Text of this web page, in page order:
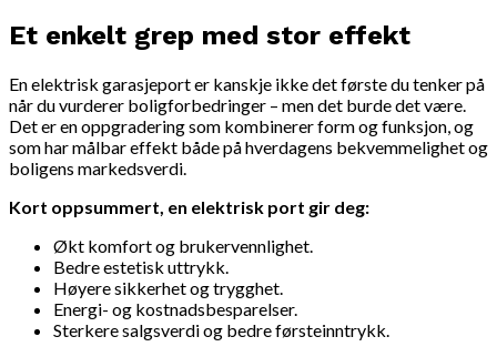
Et enkelt grep med stor effekt
En elektrisk garasjeport er kanskje ikke det første du tenker på
når du vurderer boligforbedringer – men det burde det være.
Det er en oppgradering som kombinerer form og funksjon, og
som har målbar effekt både på hverdagens bekvemmelighet og
boligens markedsverdi.
Kort oppsummert, en elektrisk port gir deg:
Økt komfort og brukervennlighet.
Bedre estetisk uttrykk.
Høyere sikkerhet og trygghet.
Energi- og kostnadsbesparelser.
Sterkere salgsverdi og bedre førsteinntrykk.